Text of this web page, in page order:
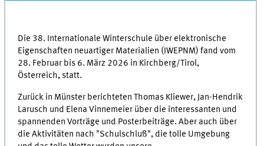
Die 38. Internationale Winterschule über elektronische
Eigenschaften neuartiger Materialien (IWEPNM) fand vom
28. Februar bis 6. März 2026 in Kirchberg/Tirol,
Österreich, statt.
Zurück in Münster berichteten Thomas Kliewer, Jan-Hendrik
Larusch und Elena Vinnemeier über die interessanten und
spannenden Vorträge und Posterbeiträge. Aber auch über
die Aktivitäten nach "Schulschluß", die tolle Umgebung